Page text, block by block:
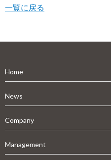
一覧に戻る
Home
News
Company
Management